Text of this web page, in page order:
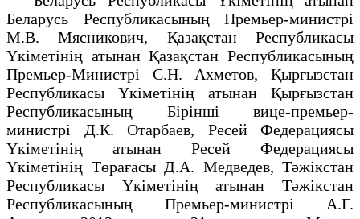
Беларусь Республикасының Премьер-министрі
М.В. Мясникович, Қазақстан Республикасы
Үкіметінің атынан Қазақстан Республикасының
Премьер-Министрі С.Н. Ахметов, Қырғызстан
Республикасы Үкіметінің атынан Қырғызстан
Республикасының Бірінші вице-премьер-
министрі Д.К. Отарбаев, Ресей Федерациясы
Үкіметінің атынан Ресей Федерациясы
Үкіметінің Төрағасы Д.А. Медведев, Тәжікстан
Республикасы Үкіметінің атынан Тәжікстан
Республикасының Премьер-министрі А.Г.